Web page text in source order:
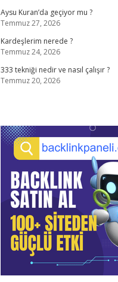
Aysu Kuran’da geçiyor mu ?
Temmuz 27, 2026
Kardeşlerim nerede ?
Temmuz 24, 2026
333 tekniği nedir ve nasıl çalışır ?
Temmuz 20, 2026